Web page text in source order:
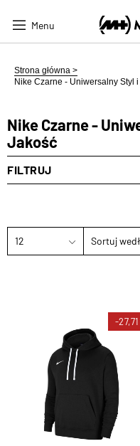
Menu
Strona główna >
Nike Czarne - Uniwersalny Styl
Nike Czarne -
Jakość
FILTRUJ
12 Sortuj
-